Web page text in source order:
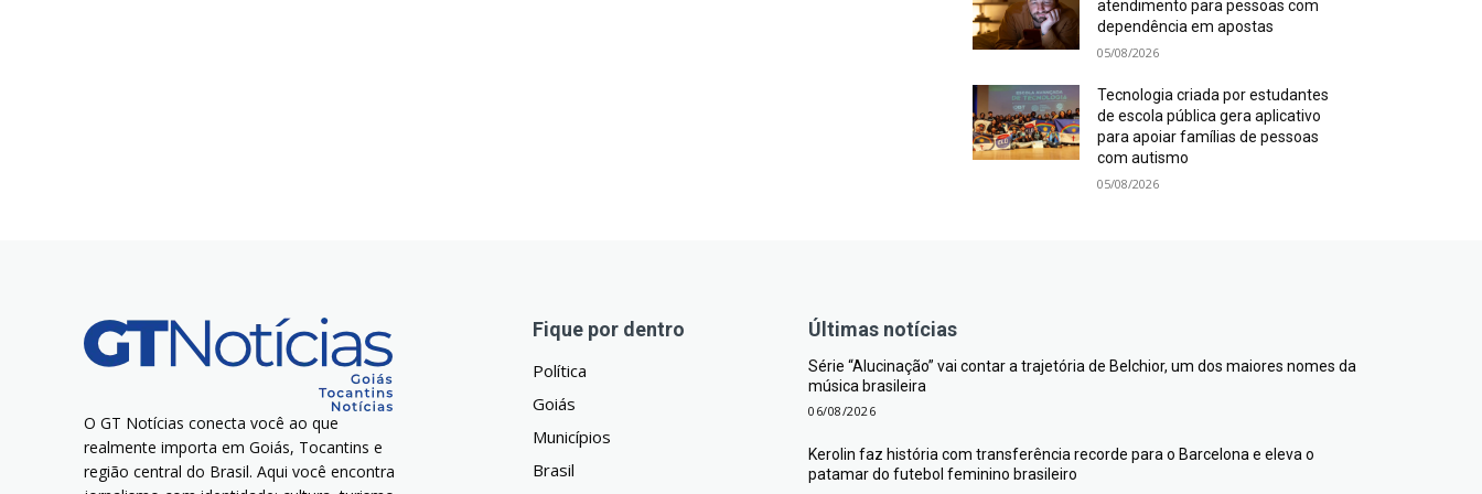
atendimento para pessoas com
dependência em apostas
05/08/2026
Tecnologia criada por estudantes
de escola pública gera aplicativo
para apoiar famílias de pessoas
com autismo
05/08/2026
O GT Notícias conecta você ao que
realmente importa em Goiás, Tocantins e
região central do Brasil. Aqui você encontra
Fique por dentro
Política
Goiás
Municípios
Brasil
Últimas notícias
Série “Alucinação” vai contar a trajetória de Belchior, um dos maiores nomes da
música brasileira
06/08/2026
Kerolin faz história com transferência recorde para o Barcelona e eleva o
patamar do futebol feminino brasileiro